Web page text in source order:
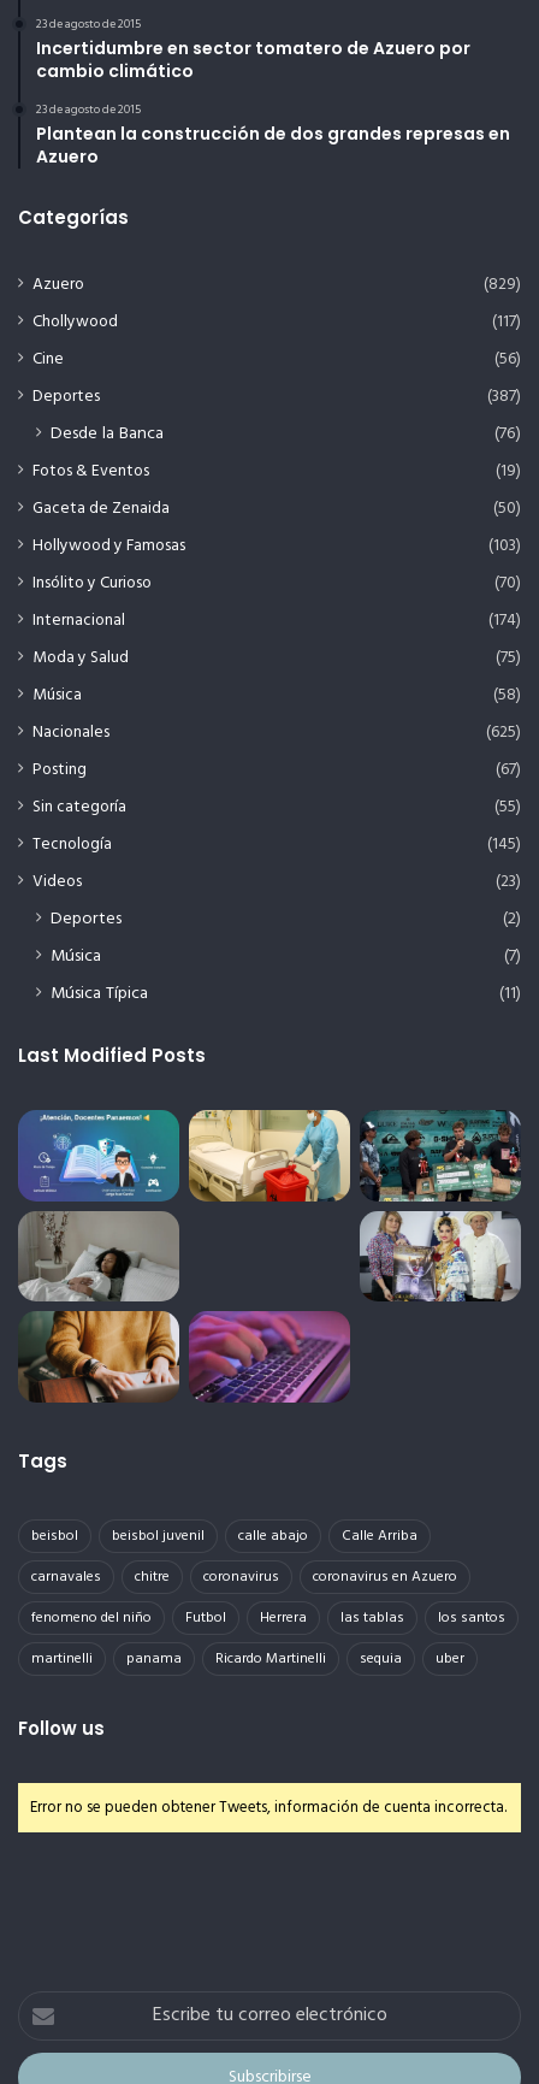
23 de agosto de 2015
Incertidumbre en sector tomatero de Azuero por
cambio climático
23 de agosto de 2015
Plantean la construcción de dos grandes represas en
Azuero
Categorías
Azuero
(829)
Chollywood
(117)
Cine
(56)
Deportes
(387)
Desde la Banca (76)
Fotos & Eventos
(19)
Gaceta de Zenaida
(50)
Hollywood y Famosas
(103)
Insólito y Curioso
(70)
Internacional
(174)
Moda y Salud
(75)
Música
(58)
Nacionales
(625)
Posting
(67)
Sin categoría
(55)
Tecnología
(145)
Videos
(23)
Deportes
(2)
Música
(7)
Música Típica
(11)
Last Modified Posts
Tags
beisbol beisbol juvenil calle abajo
Calle Arriba
carnavales
chitre coronavirus
coronavirus en Azuero
fenomeno del niño
Futbol Herrera las tablas
los santos
martinelli
panama Ricardo Martinelli sequia uber
Follow us
Error no se pueden obtener Tweets, información de cuenta incorrecta.
Escribe
correo
electrónico